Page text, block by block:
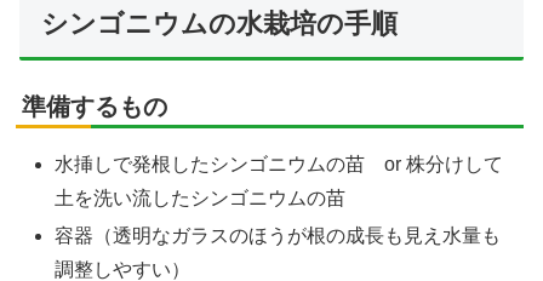
シンゴニウムの水栽培の手順
準備するもの
水挿しで発根したシンゴニウムの苗 or 株分けして
土を洗い流したシンゴニウムの苗
容器（透明なガラスのほうが根の成長も見え水量も
調整しやすい）